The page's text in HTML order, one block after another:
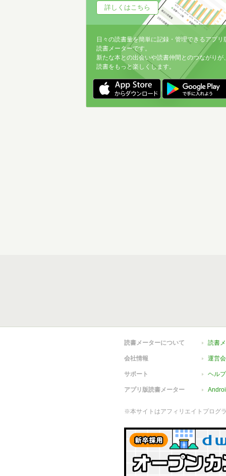
詳しくはこちら
日々の読書量を簡単に記録・管理できるアプリ
読書メーターです。
新たな本との出会いや読書仲間とのつながりが
読書をもっと楽しくします。
読書メーターについて 読書
会社情報 運営
サポート ヘルプ
アプリ版読書メーター
※本サイトはアフィリエイトプログ